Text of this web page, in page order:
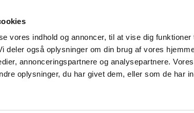
vores indhold og annoncer, til at vise dig
deler også oplysninger om din brug af vores
annonceringspartnere og analysepartnere.
oplysninger, du har givet dem, eller som de har
Nyheder Om os
Tilskud og
Apoteker og salg af